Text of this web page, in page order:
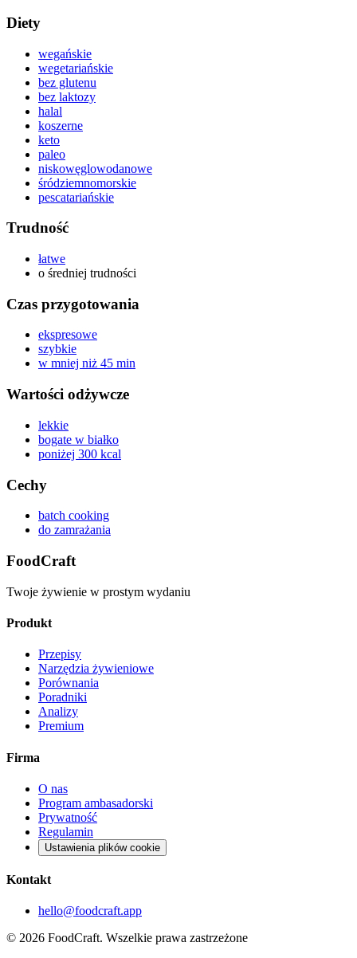
Diety
wegańskie
wegetariańskie
bez glutenu
bez laktozy
halal
koszerne
keto
paleo
niskowęglowodanowe
śródziemnomorskie
pescatariańskie
Trudność
łatwe
o średniej trudności
Czas przygotowania
ekspresowe
szybkie
w mniej niż 45 min
Wartości odżywcze
lekkie
bogate w białko
poniżej 300 kcal
Cechy
batch cooking
do zamrażania
FoodCraft
Twoje żywienie w prostym wydaniu
Produkt
Przepisy
Narzędzia żywieniowe
Porównania
Poradniki
Analizy
Premium
Firma
O nas
Program ambasadorski
Prywatność
Regulamin
Ustawienia plików cookie
Kontakt
hello@foodcraft.app
© 2026 FoodCraft. Wszelkie prawa zastrzeżone